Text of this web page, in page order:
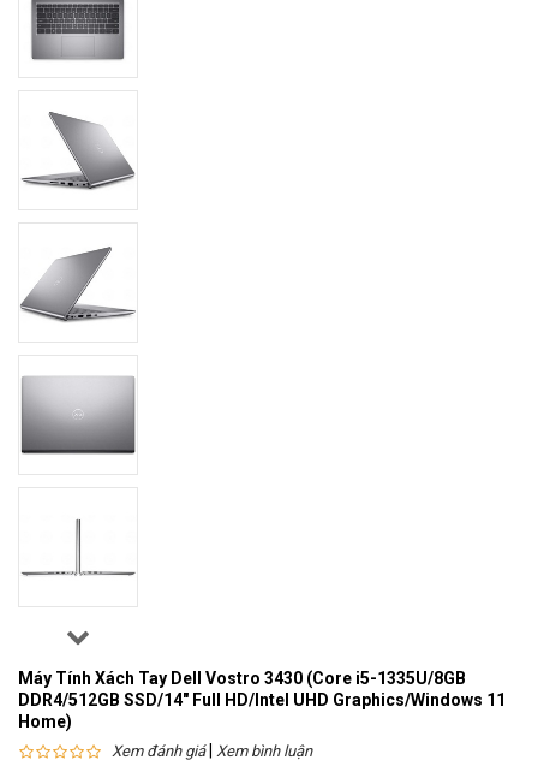
Máy Tính Xách Tay Dell Vostro 3430 (Core i5-1335U/8GB
DDR4/512GB SSD/14" Full HD/Intel UHD Graphics/Windows 11
Home)
Xem đánh giá| Xem bình luận